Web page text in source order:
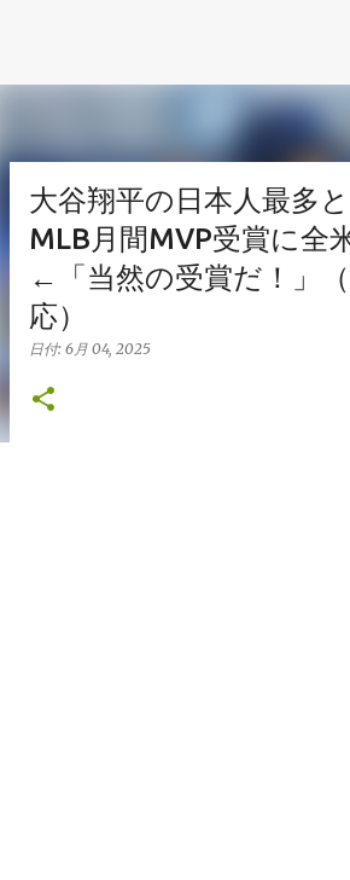
大谷翔平の日本人最多
MLB月間MVP受賞に全
←「当然の受賞だ！」
応）
日付: 6月 04, 2025